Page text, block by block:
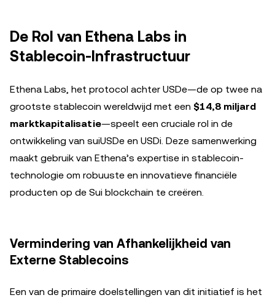
De Rol van Ethena Labs in
Stablecoin-Infrastructuur
Ethena Labs, het protocol achter USDe—de op twee na
grootste stablecoin wereldwijd met een $14,8 miljard
marktkapitalisatie—speelt een cruciale rol in de
ontwikkeling van suiUSDe en USDi. Deze samenwerking
maakt gebruik van Ethena’s expertise in stablecoin-
technologie om robuuste en innovatieve financiële
producten op de Sui blockchain te creëren.
Vermindering van Afhankelijkheid van
Externe Stablecoins
Een van de primaire doelstellingen van dit initiatief is het